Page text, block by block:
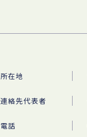
所在地
連絡先代表者
電話